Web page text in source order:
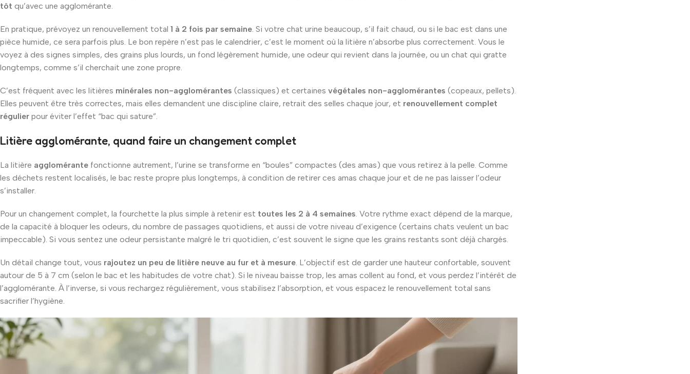
tôt qu’avec une agglomérante.
En pratique, prévoyez un renouvellement total 1 à 2 fois par semaine . Si votre chat urine beaucoup, s’il fait chaud, ou si le bac est dans une
pièce humide, ce sera parfois plus. Le bon repère n’est pas le calendrier, c’est le moment où la litière n’absorbe plus correctement. Vous le
voyez à des signes simples, des grains plus lourds, un fond légèrement humide, une odeur qui revient dans la journée, ou un chat qui gratte
longtemps, comme s’il cherchait une zone propre.
C’est fréquent avec les litières minérales non-agglomérantes (classiques) et certaines végétales non-agglomérantes (copeaux, pellets).
Elles peuvent être très correctes, mais elles demandent une discipline claire, retrait des selles chaque jour, et renouvellement complet
régulier pour éviter l’effet “bac qui sature”.
Litière agglomérante, quand faire un changement complet
La litière agglomérante fonctionne autrement, l’urine se transforme en “boules” compactes (des amas) que vous retirez à la pelle. Comme
les déchets restent localisés, le bac reste propre plus longtemps, à condition de retirer ces amas chaque jour et de ne pas laisser l’odeur
s’installer.
Pour un changement complet, la fourchette la plus simple à retenir est toutes les 2 à 4 semaines . Votre rythme exact dépend de la marque,
de la capacité à bloquer les odeurs, du nombre de passages quotidiens, et aussi de votre niveau d’exigence (certains chats veulent un bac
impeccable). Si vous sentez une odeur persistante malgré le tri quotidien, c’est souvent le signe que les grains restants sont déjà chargés.
Un détail change tout, vous rajoutez un peu de litière neuve au fur et à mesure . L’objectif est de garder une hauteur confortable, souvent
autour de 5 à 7 cm (selon le bac et les habitudes de votre chat). Si le niveau baisse trop, les amas collent au fond, et vous perdez l’intérêt de
l’agglomérante. À l’inverse, si vous rechargez régulièrement, vous stabilisez l’absorption, et vous espacez le renouvellement total sans
sacrifier l’hygiène.